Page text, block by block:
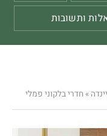
ותשובות
» חדרי בלקוני פמלי